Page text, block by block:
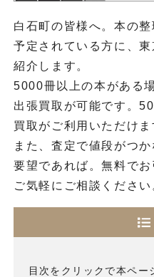
白石町の皆様へ。本の
予定されている方に、
紹介します。
5000冊以上の本がある
出張買取が可能です。
買取がご利用いただけま
また、査定で値段がつ
要望であれば。無料で
ご気軽にご相談ください
目次をクリックで本ペー